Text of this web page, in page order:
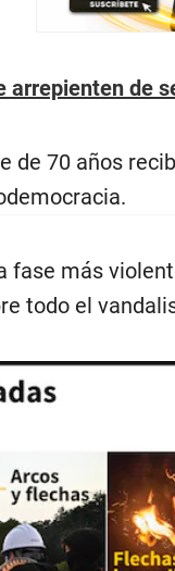
de
de 70 años
fase más
todo el